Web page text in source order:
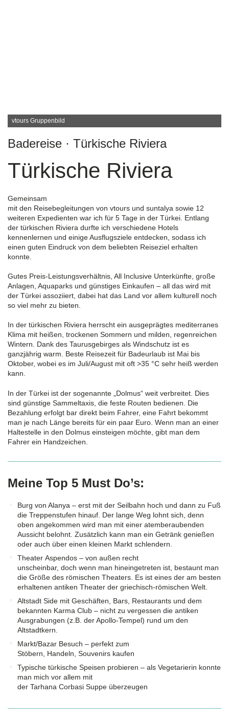
vtours Gruppenbild
Badereise · Türkische Riviera
Türkische Riviera
Gemeinsam
mit den Reisebegleitungen von vtours und suntalya sowie 12
weiteren Expedienten war ich für 5 Tage in der Türkei. Entlang
der türkischen Riviera durfte ich verschiedene Hotels
kennenlernen und einige Ausflugsziele entdecken, sodass ich
einen guten Eindruck von dem beliebten Reiseziel erhalten
konnte.
Gutes Preis-Leistungsverhältnis, All Inclusive Unterkünfte , große
Anlagen , Aquaparks und günstiges Einkaufen – all das wird mit
der Türkei assoziiert, dabei hat das Land vor allem kulturell noch
so viel mehr zu bieten.
In der türkischen Riviera herrscht ein ausgeprägtes mediterranes
Klima mit heißen, trockenen Sommern und milden, regenreichen
Wintern. Dank des Taurusgebirges als Windschutz ist es
ganzjährig warm. Beste Reisezeit für Badeurlaub ist Mai bis
Oktober, wobei es im Juli/August mit oft >35 °C sehr heiß werden
kann.
In der Türkei ist der sogenannte „ Dolmus“ weit verbreitet. Dies
sind günstige Sammeltaxis, die feste Routen bedienen. Die
Bezahlung erfolgt bar direkt beim Fahrer, eine Fahrt bekommt
man je nach Länge bereits für ein paar Euro. Wenn man an einer
Haltestelle in den Dolmus einsteigen möchte, gibt man dem
Fahrer ein Handzeichen.
Meine Top 5 Must Do’s:
Burg von Alanya – erst mit der Seilbahn hoch und dann zu Fuß
die Treppenstufen hinauf. Der lange Weg lohnt sich, denn
oben angekommen wird man mit einer atemberaubenden
Aussicht belohnt. Zusätzlich kann man ein Getränk genießen
oder auch über einen kleinen Markt schlendern.
Theater Aspendos – von außen recht
unscheinbar, doch wenn man hineingetreten ist, bestaunt man
die Größe des römischen Theaters. Es ist eines der am besten
erhaltenen antiken Theater der griechisch-römischen Welt.
Altstadt Side mit Geschäften, Bars, Restaurants und dem
bekannten Karma Club – nicht zu vergessen die antiken
Ausgrabungen (z.B. der Apollo-Tempel) rund um den
Altstadtkern.
Markt/Bazar Besuch – perfekt zum
Stöbern, Handeln, Souvenirs kaufen
Typische türkische Speisen probieren – als Vegetarierin konnte
man mich vor allem mit
der Tarhana Corbasi Suppe überzeugen